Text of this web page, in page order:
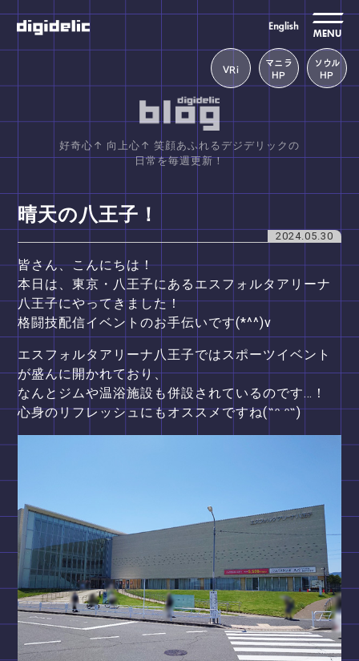
VRi
マニラ
HP
ソウル
HP
MENU
好奇心↑ 向上心↑ 笑顔あふれるデジデリックの
日常を毎週更新！
晴天の八王子！
2024.05.30
皆さん、こんにちは！
本日は、東京・八王子にあるエスフォルタアリーナ
八王子にやってきました！
格闘技配信イベントのお手伝いです(*^^)v
エスフォルタアリーナ八王子ではスポーツイベント
が盛んに開かれており、
なんとジムや温浴施設も併設されているのです…！
心身のリフレッシュにもオススメですね(˶ᵔ ᵔ˶)